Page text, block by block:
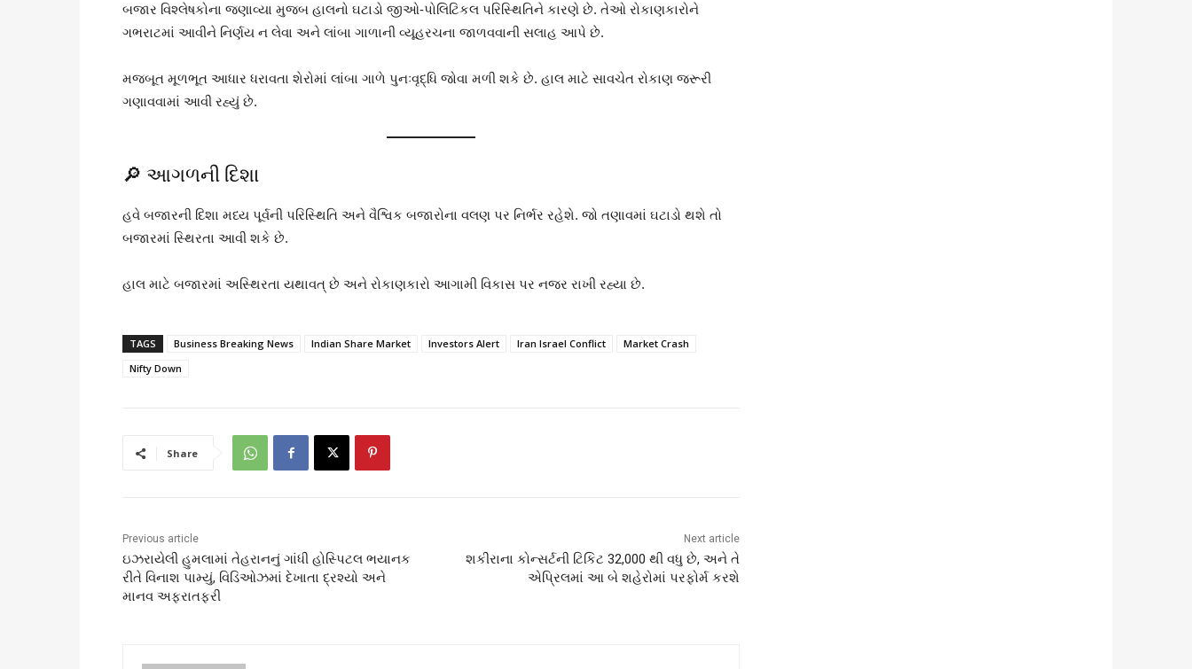
બજાર વિશ્લેષકોના જણાવ્યા મુજબ હાલનો ઘટાડો જીઓ-પોલિટિકલ પરિસ્થિતિને કારણે છે. તેઓ રોકાણકારોને
ગભરાટમાં આવીને નિર્ણય ન લેવા અને લાંબા ગાળાની વ્યૂહરચના જાળવવાની સલાહ આપે છે.
મજબૂત મૂળભૂત આધાર ધરાવતા શેરોમાં લાંબા ગાળે પુનઃવૃદ્ધિ જોવા મળી શકે છે. હાલ માટે સાવચેત રોકાણ જરૂરી
ગણાવવામાં આવી રહ્યું છે.
🔎 આગળની દિશા
હવે બજારની દિશા મધ્ય પૂર્વની પરિસ્થિતિ અને વૈશ્વિક બજારોના વલણ પર નિર્ભર રહેશે. જો તણાવમાં ઘટાડો થશે તો
બજારમાં સ્થિરતા આવી શકે છે.
હાલ માટે બજારમાં અસ્થિરતા યથાવત્ છે અને રોકાણકારો આગામી વિકાસ પર નજર રાખી રહ્યા છે.
TAGS Business Breaking News Indian Share Market Investors Alert Iran Israel Conflict
Market Crash
Nifty Down
Share
Previous article
ઇઝરાયેલી હુમલામાં તેહરાનનું ગાંધી હોસ્પિટલ ભયાનક
રીતે વિનાશ પામ્યું, વિડિઓઝમાં દેખાતા દ્રશ્યો અને
માનવ અફરાતફરી
Next article
શકીરાના કોન્સર્ટની ટિકિટ 32,000 થી વધુ છે, અને તે
એપ્રિલમાં આ બે શહેરોમાં પરફોર્મ કરશે